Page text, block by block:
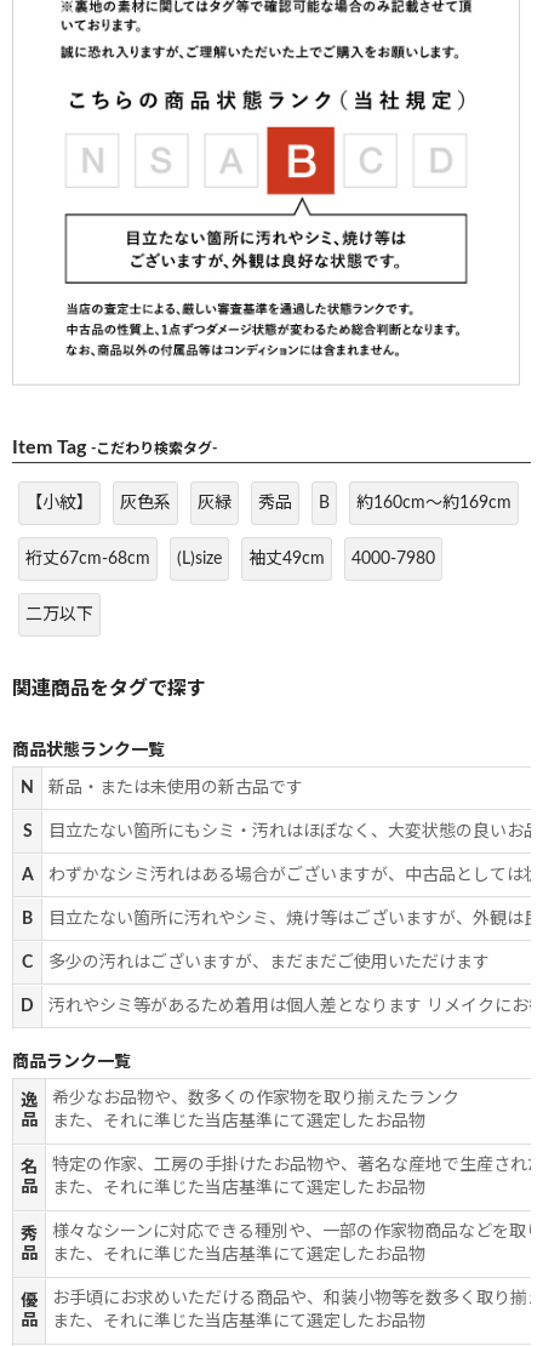
Item Tag -こだわり検索タグ-
【小紋】 灰色系 灰緑 秀品 B 約160cm～約169cm
裄丈67cm-68cm (L)size 袖丈49cm 4000-7980
二万以下
商品状態ランク一覧
N 新品・または未使用の新古品です
S 目立たない箇所にもシミ・汚れはほぼなく、大変状態の良いお
A わずかなシミ汚れはある場合がございますが、中古品としては
B 目立たない箇所に汚れやシミ、焼け等はございますが、外観は
C 多少の汚れはございますが、まだまだご使用いただけます
D 汚れやシミ等があるため着用は個人差となります リメイクにお
商品ランク一覧
逸
品
希少なお品物や、数多くの作家物を取り揃えたランク
また、それに準じた当店基準にて選定したお品物
名
品
特定の作家、工房の手掛けたお品物や、著名な産地で生産され
また、それに準じた当店基準にて選定したお品物
秀
品
様々なシーンに対応できる種別や、一部の作家物商品などを取
また、それに準じた当店基準にて選定したお品物
優
品
お手頃にお求めいただける商品や、和装小物等を数多く取り揃
また、それに準じた当店基準にて選定したお品物